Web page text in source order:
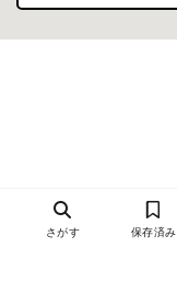
さがす 保存済み